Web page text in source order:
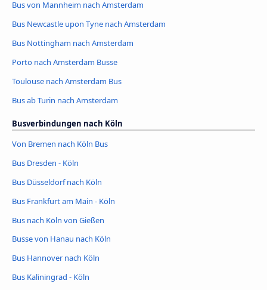
Bus von Mannheim nach Amsterdam
Bus Newcastle upon Tyne nach Amsterdam
Bus Nottingham nach Amsterdam
Porto nach Amsterdam Busse
Toulouse nach Amsterdam Bus
Bus ab Turin nach Amsterdam
Busverbindungen nach Köln
Von Bremen nach Köln Bus
Bus Dresden - Köln
Bus Düsseldorf nach Köln
Bus Frankfurt am Main - Köln
Bus nach Köln von Gießen
Busse von Hanau nach Köln
Bus Hannover nach Köln
Bus Kaliningrad - Köln